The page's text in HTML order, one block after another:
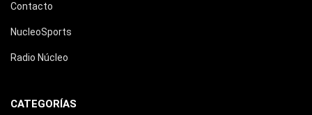
Contacto
NucleoSports
Radio Núcleo
CATEGORÍAS